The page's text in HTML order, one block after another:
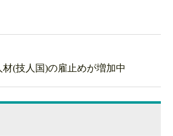
(技人国)の雇止めが増加中